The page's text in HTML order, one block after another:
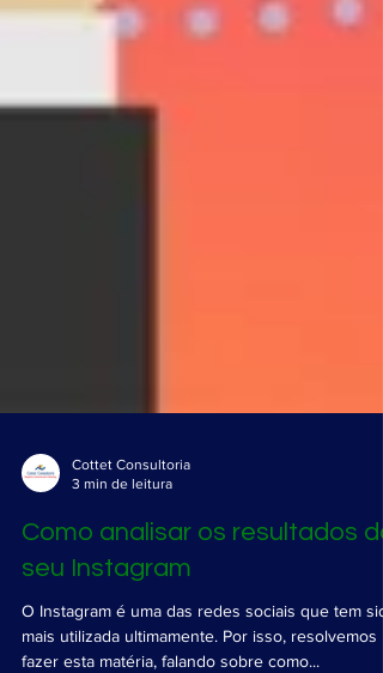
Como analisar os resultados do
seu Instagram
O Instagram é uma das redes sociais que tem
mais utilizada ultimamente. Por isso, resolvemos